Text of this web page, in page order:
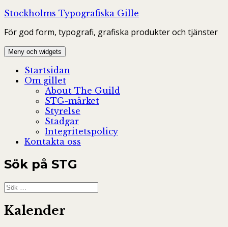
Hoppa
innehåll
Stockholms Typografiska Gille
För god form, typografi, grafiska produkter och tjänster
Meny och widgets
Startsidan
Om gillet
About The Guild
STG-märket
Styrelse
Stadgar
Integritetspolicy
Kontakta oss
Sök på STG
Sök
efter:
Kalender